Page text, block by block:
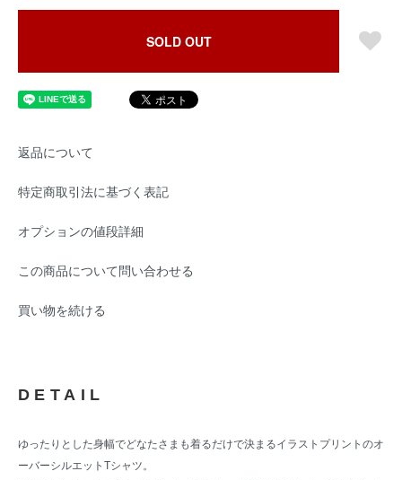
SOLD OUT
返品について
特定商取引法に基づく表記
オプションの値段詳細
この商品について問い合わせる
買い物を続ける
DETAIL
ゆったりとした身幅でどなたさまも着るだけで決まるイラストプリントのオ
ーバーシルエットTシャツ。